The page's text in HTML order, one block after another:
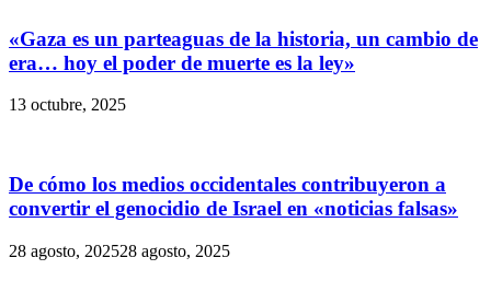
«Gaza es un parteaguas de la historia, un cambio de
era… hoy el poder de muerte es la ley»
13 octubre, 2025
De cómo los medios occidentales contribuyeron a
convertir el genocidio de Israel en «noticias falsas»
28 agosto, 202528 agosto, 2025